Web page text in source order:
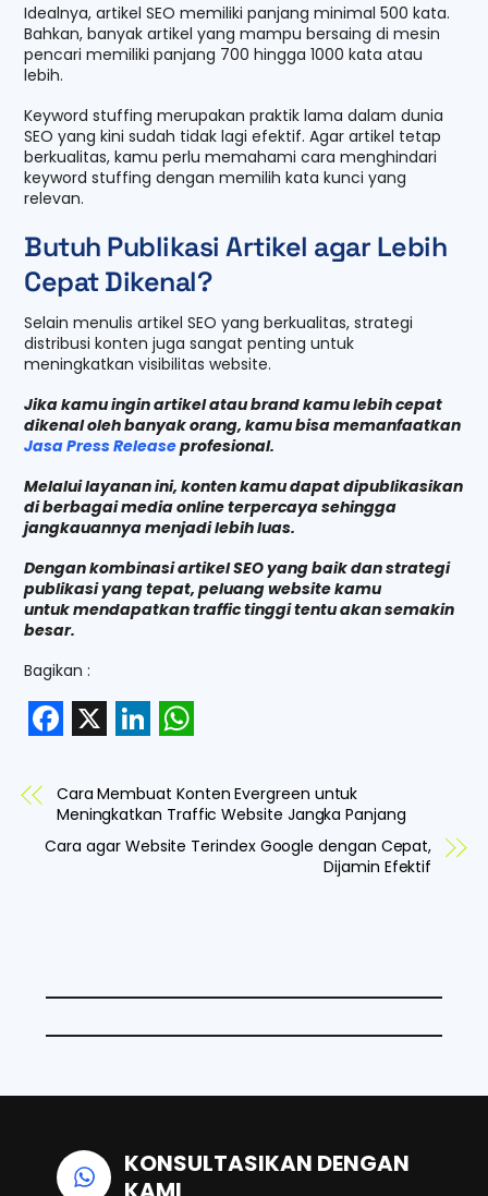
Idealnya, artikel SEO memiliki panjang minimal 500 kata.
Bahkan, banyak artikel yang mampu bersaing di mesin
pencari memiliki panjang 700 hingga 1000 kata atau
lebih.
Keyword stuffing merupakan praktik lama dalam dunia
SEO yang kini sudah tidak lagi efektif. Agar artikel tetap
berkualitas, kamu perlu memahami cara menghindari
keyword stuffing dengan memilih kata kunci yang
relevan.
Butuh Publikasi Artikel agar Lebih
Cepat Dikenal?
Selain menulis artikel SEO yang berkualitas, strategi
distribusi konten juga sangat penting untuk
meningkatkan visibilitas website.
Jika kamu ingin artikel atau brand kamu lebih cepat
dikenal oleh banyak orang, kamu bisa memanfaatkan
Jasa Press Releaseprofesional.
Melalui layanan ini, konten kamu dapat dipublikasikan
di berbagai media online terpercaya sehingga
jangkauannya menjadi lebih luas.
Dengan kombinasi artikel SEO yang baik dan strategi
publikasi yang tepat, peluang website kamu
untukmendapatkan traffic tinggi tentu akan semakin
besar.
Bagikan :
F
a
e
k
X L
i
n
k
n
W
h
a
t
p
Cara Membuat Konten Evergreen untuk
Meningkatkan Traffic Website Jangka Panjang
Cara agar Website Terindex Google dengan Cepat,
Dijamin Efektif
KONSULTASIKAN DENGAN